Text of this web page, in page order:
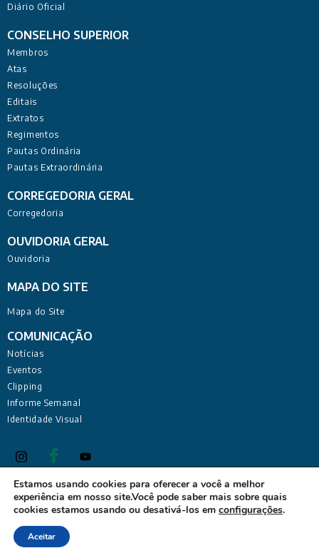
Diário Oficial
CONSELHO SUPERIOR
Membros
Atas
Resoluções
Editais
Extratos
Regimentos
Pautas Ordinária
Pautas Extraordinária
CORREGEDORIA GERAL
Corregedoria
OUVIDORIA GERAL
Ouvidoria
MAPA DO SITE
Mapa do Site
COMUNICAÇÃO
Notícias
Eventos
Clipping
Informe Semanal
Identidade Visual
Defensoria Pública do Estado da Paraíba Sede Administrativa:
Rua Deputado Barreto Sobrinho, 168 - Tambiá, João Pessoa -
Estamos usando cookies para oferecer a você a melhor
experiência em nosso site.Você pode saber mais sobre quais
cookies estamos usando ou desativá-los em configurações.
Aceitar